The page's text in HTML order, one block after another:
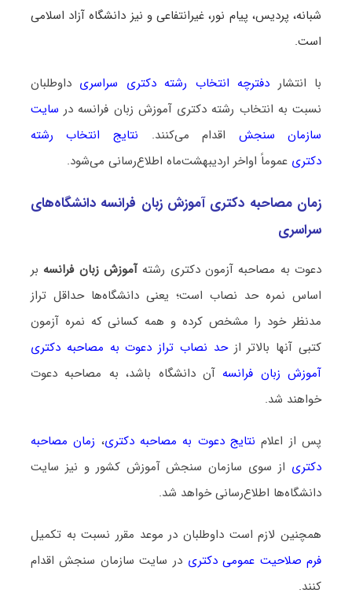
شبانه، پردیس، پیام نور، غیرانتفاعی و نیز دانشگاه آزاد اسلامی
است.
با انتشار دفترچه انتخاب رشته دکتری سراسری داوطلبان
نسبت به انتخاب رشته دکتری آموزش زبان فرانسه در سایت
سازمان سنجش اقدام می‌کنند. نتایج انتخاب رشته
دکتری عموماً اواخر اردیبهشت‌ماه اطلاع‌رسانی می‌شود.
زمان مصاحبه دکتری آموزش زبان فرانسه دانشگاه‌های
سراسری
دعوت به مصاحبه آزمون دکتری رشتهآموزش زبان فرانسه بر
اساس نمره حد نصاب است؛ یعنی دانشگاه‌ها حداقل تراز
مدنظر خود را مشخص کرده و همه کسانی که نمره آزمون
کتبی آنها بالاتر ازحد نصاب تراز دعوت به مصاحبه دکتری
آموزش زبان فرانسه آن دانشگاه باشد، به مصاحبه دعوت
خواهند شد.
پس از اعلام نتایج دعوت به مصاحبه دکتری، زمان مصاحبه
دکتری از سوی سازمان سنجش آموزش کشور و نیز سایت
دانشگاه‌ها اطلاع‌رسانی خواهد شد.
همچنین لازم است داوطلبان در موعد مقرر نسبت به تکمیل
فرم صلاحیت عمومی دکتری در سایت سازمان سنجش اقدام
کنند.